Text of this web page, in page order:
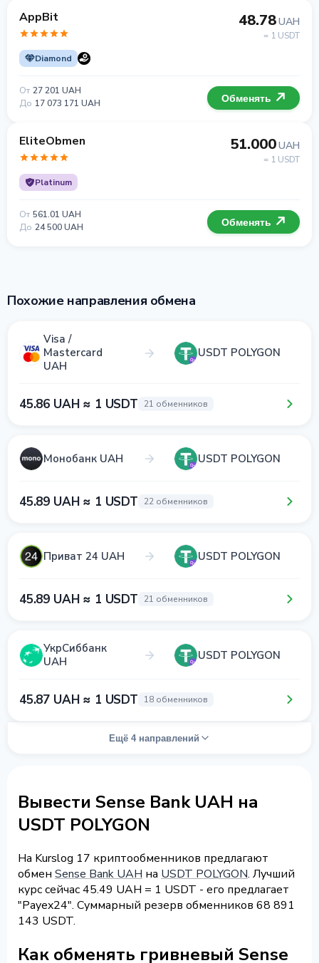
AppBit
Diamond
48.78UAH
= 1 USDT
От 27 201 UAH
До 17 073 171 UAH Обменять
EliteObmen
Platinum
51.000UAH
= 1 USDT
От 561.01 UAH
До 24 500 UAH Обменять
Похожие направления обмена
Visa /
Mastercard
UAH
USDT POLYGON
45.86 UAH ≈ 1 USDT 21 обменников
Монобанк UAH USDT POLYGON
45.89 UAH ≈ 1 USDT 22 обменников
Приват 24 UAH USDT POLYGON
45.89 UAH ≈ 1 USDT 21 обменников
УкрСиббанк
UAH
USDT POLYGON
45.87 UAH ≈ 1 USDT 18 обменников
Ещё 4 направлений
Вывести Sense Bank UAH на
USDT POLYGON
На Kurslog 17 криптообменников предлагают
обмен Sense Bank UAH на USDT POLYGON. Лучший
курс сейчас 45.49 UAH = 1 USDT - его предлагает
"Payex24". Суммарный резерв обменников 68 891
143 USDT.
Как обменять гривневый Sense